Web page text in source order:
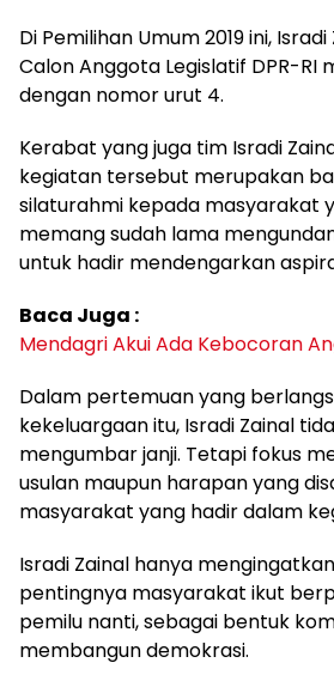
Di Pemilihan Umum 2019 ini,
Calon Anggota Legislatif DPR-RI
dengan nomor urut 4.
Kerabat yang juga tim Isradi
kegiatan tersebut merupakan
silaturahmi kepada masyarakat
memang sudah lama
untuk hadir mendengarkan
Baca Juga :
Mendagri Akui Ada Kebocoran
Dalam pertemuan yang
kekeluargaan itu, Isradi Zainal
mengumbar janji. Tetapi fokus
usulan maupun harapan yang
masyarakat yang hadir dalam
Isradi Zainal hanya
pentingnya masyarakat ikut
pemilu nanti, sebagai bentuk
membangun demokrasi.